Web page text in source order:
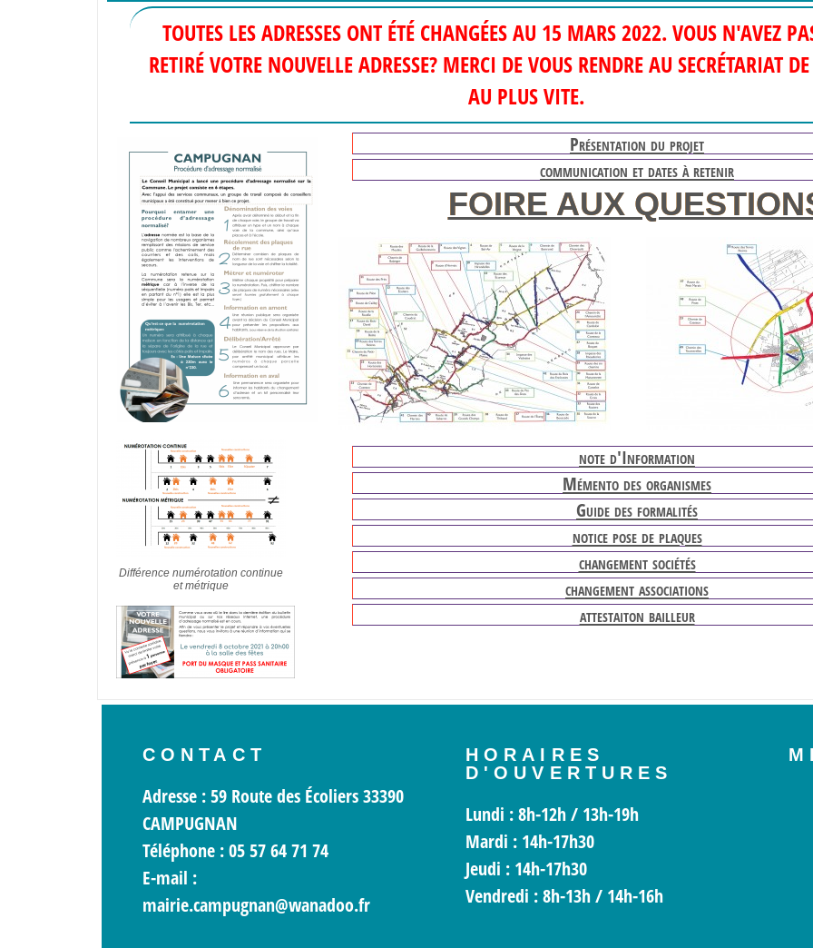
TOUTES LES ADRESSES ONT ÉTÉ CHANGÉES AU 15 MARS 2022. VOUS N'AVEZ
RETIRÉ VOTRE NOUVELLE ADRESSE? MERCI DE VOUS RENDRE AU SECRÉTARIAT
AU PLUS VITE.
Différence numérotation continue
et métrique
Présentation du projet
communication et dates à retenir
FOIRE AUX
note d'Information
Mémento des organismes
Guide des formalités
notice pose de plaques
changement sociétés
changement associations
attestaiton bailleur
CONTACT
Adresse : 59 Route des Écoliers 33390
CAMPUGNAN
Téléphone : 05 57 64 71 74
E-mail :
mairie.campugnan@wanadoo.fr
HORAIRES
D'OUVERTURES
Lundi : 8h-12h / 13h-19h
Mardi : 14h-17h30
Jeudi : 14h-17h30
Vendredi : 8h-13h / 14h-16h